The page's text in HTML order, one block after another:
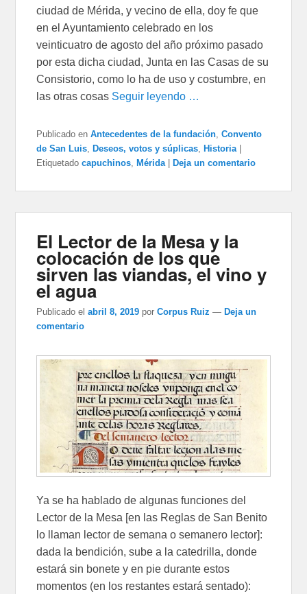
ciudad de Mérida, y vecino de ella, doy fe que
en el Ayuntamiento celebrado en los
veinticuatro de agosto del año próximo pasado
por esta dicha ciudad, Junta en las Casas de su
Consistorio, como lo ha de uso y costumbre, en
las otras cosas Seguir leyendo …
Publicado en Antecedentes de la fundación ,Convento
de San Luis
Deseos, votos y súplicas Historia
Etiquetado capuchinos Mérida Deja un comentario
El Lector de la Mesa y la
colocación de los que
sirven las viandas, el vino y
el agua
Publicado el abril 8, 2019 porCorpus Ruiz — Deja un
comentario
Ya se ha hablado de algunas funciones del
Lector de la Mesa [en las Reglas de San Benito
lo llaman lector de semana o semanero lector]:
dada la bendición, sube a la catedrilla, donde
estará sin bonete y en pie durante estos
momentos (en los restantes estará sentado):